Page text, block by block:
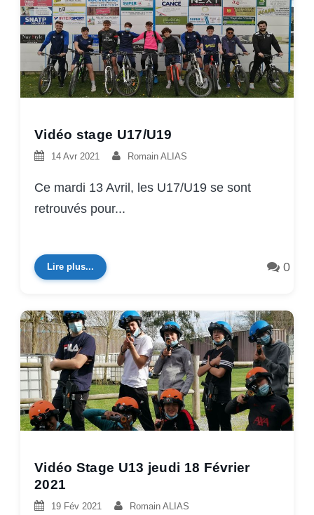
Vidéo stage U17/U19
14 Avr 2021 Romain ALIAS
Ce mardi 13 Avril, les U17/U19 se sont
retrouvés pour...
Lire plus... 0
Vidéo Stage U13 jeudi 18 Février
2021
19 Fév 2021 Romain ALIAS